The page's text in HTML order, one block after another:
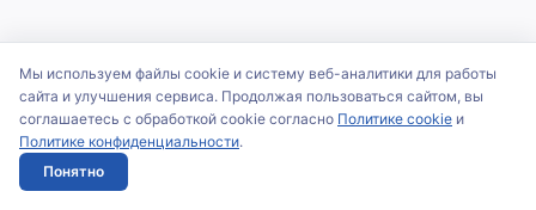
Мы используем файлы cookie и систему веб-аналитики для работы
сайта и улучшения сервиса. Продолжая пользоваться сайтом, вы
соглашаетесь с обработкой cookie согласно Политике cookie и
Политике конфиденциальности.
Понятно